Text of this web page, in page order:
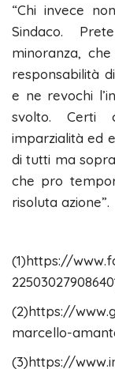
“Chi invece
Sindaco.
minoranza,
responsabilità
e ne revochi
svolto. Certi
imparzialità ed
di tutti ma
che pro
risoluta azione”.
(1)https://
(2)https://
marcello-
(3)https://